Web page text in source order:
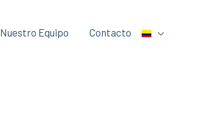
Nuestro Equipo Contacto